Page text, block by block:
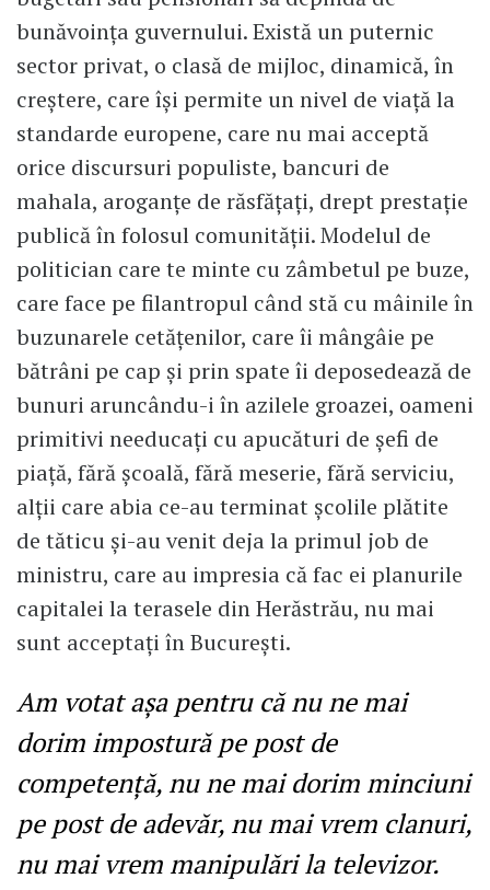
bunăvoința guvernului. Există un puternic
sector privat, o clasă de mijloc, dinamică, în
creștere, care își permite un nivel de viață la
standarde europene, care nu mai acceptă
orice discursuri populiste, bancuri de
mahala, aroganțe de răsfățați, drept prestație
publică în folosul comunității. Modelul de
politician care te minte cu zâmbetul pe buze,
care face pe filantropul când stă cu mâinile în
buzunarele cetățenilor, care îi mângâie pe
bătrâni pe cap și prin spate îi deposedează de
bunuri aruncându-i în azilele groazei, oameni
primitivi needucați cu apucături de șefi de
piață, fără școală, fără meserie, fără serviciu,
alții care abia ce-au terminat școlile plătite
de tăticu și-au venit deja la primul job de
ministru, care au impresia că fac ei planurile
capitalei la terasele din Herăstrău, nu mai
sunt acceptați în București.
Am votat așa pentru că nu ne mai
dorim impostură pe post de
competență, nu ne mai dorim minciuni
pe post de adevăr, nu mai vrem clanuri,
nu mai vrem manipulări la televizor.